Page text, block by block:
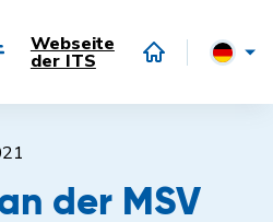
Webseite
der ITS
der MSV